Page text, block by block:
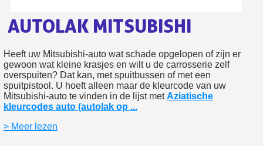
Schrijf je in voor de nieuwsbrief: €5 korting
Betaling in 4x gratis vanaf een aankoopwaarde van 30€.
Je online offerte in minder dan 1 minuut
Deel je creaties en ontvang shopping vouchers
AUTOLAK MITSUBISHI
Heeft uw Mitsubishi-auto wat schade opgelopen of zijn er
gewoon wat kleine krasjes en wilt u de carrosserie zelf
overspuiten? Dat kan, met spuitbussen of met een
spuitpistool. U hoeft alleen maar de kleurcode van uw
Mitsubishi-auto te vinden in de lijst metAziatische
kleurcodes auto (autolak op ...
> Meer lezen